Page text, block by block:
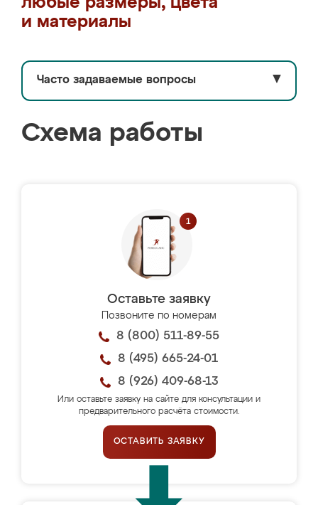
и материалы
Часто задаваемые вопросы ▼
Схема работы
Оставьте заявку
Позвоните по номерам
8 (800) 511-89-55
8 (495) 665-24-01
8 (926) 409-68-13
Или оставьте заявку на сайте для консультации и
предварительного расчёта стоимости.
ОСТАВИТЬ ЗАЯВКУ